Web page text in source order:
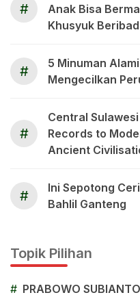
#
Anak Bisa
Khusyuk
#
5 Minuman
Mengecilkan
#
Central
Records to
Ancient
#
Ini Sepotong
Bahlil Ganteng
Topik Pilihan
# PRABOWO SUBIANTO